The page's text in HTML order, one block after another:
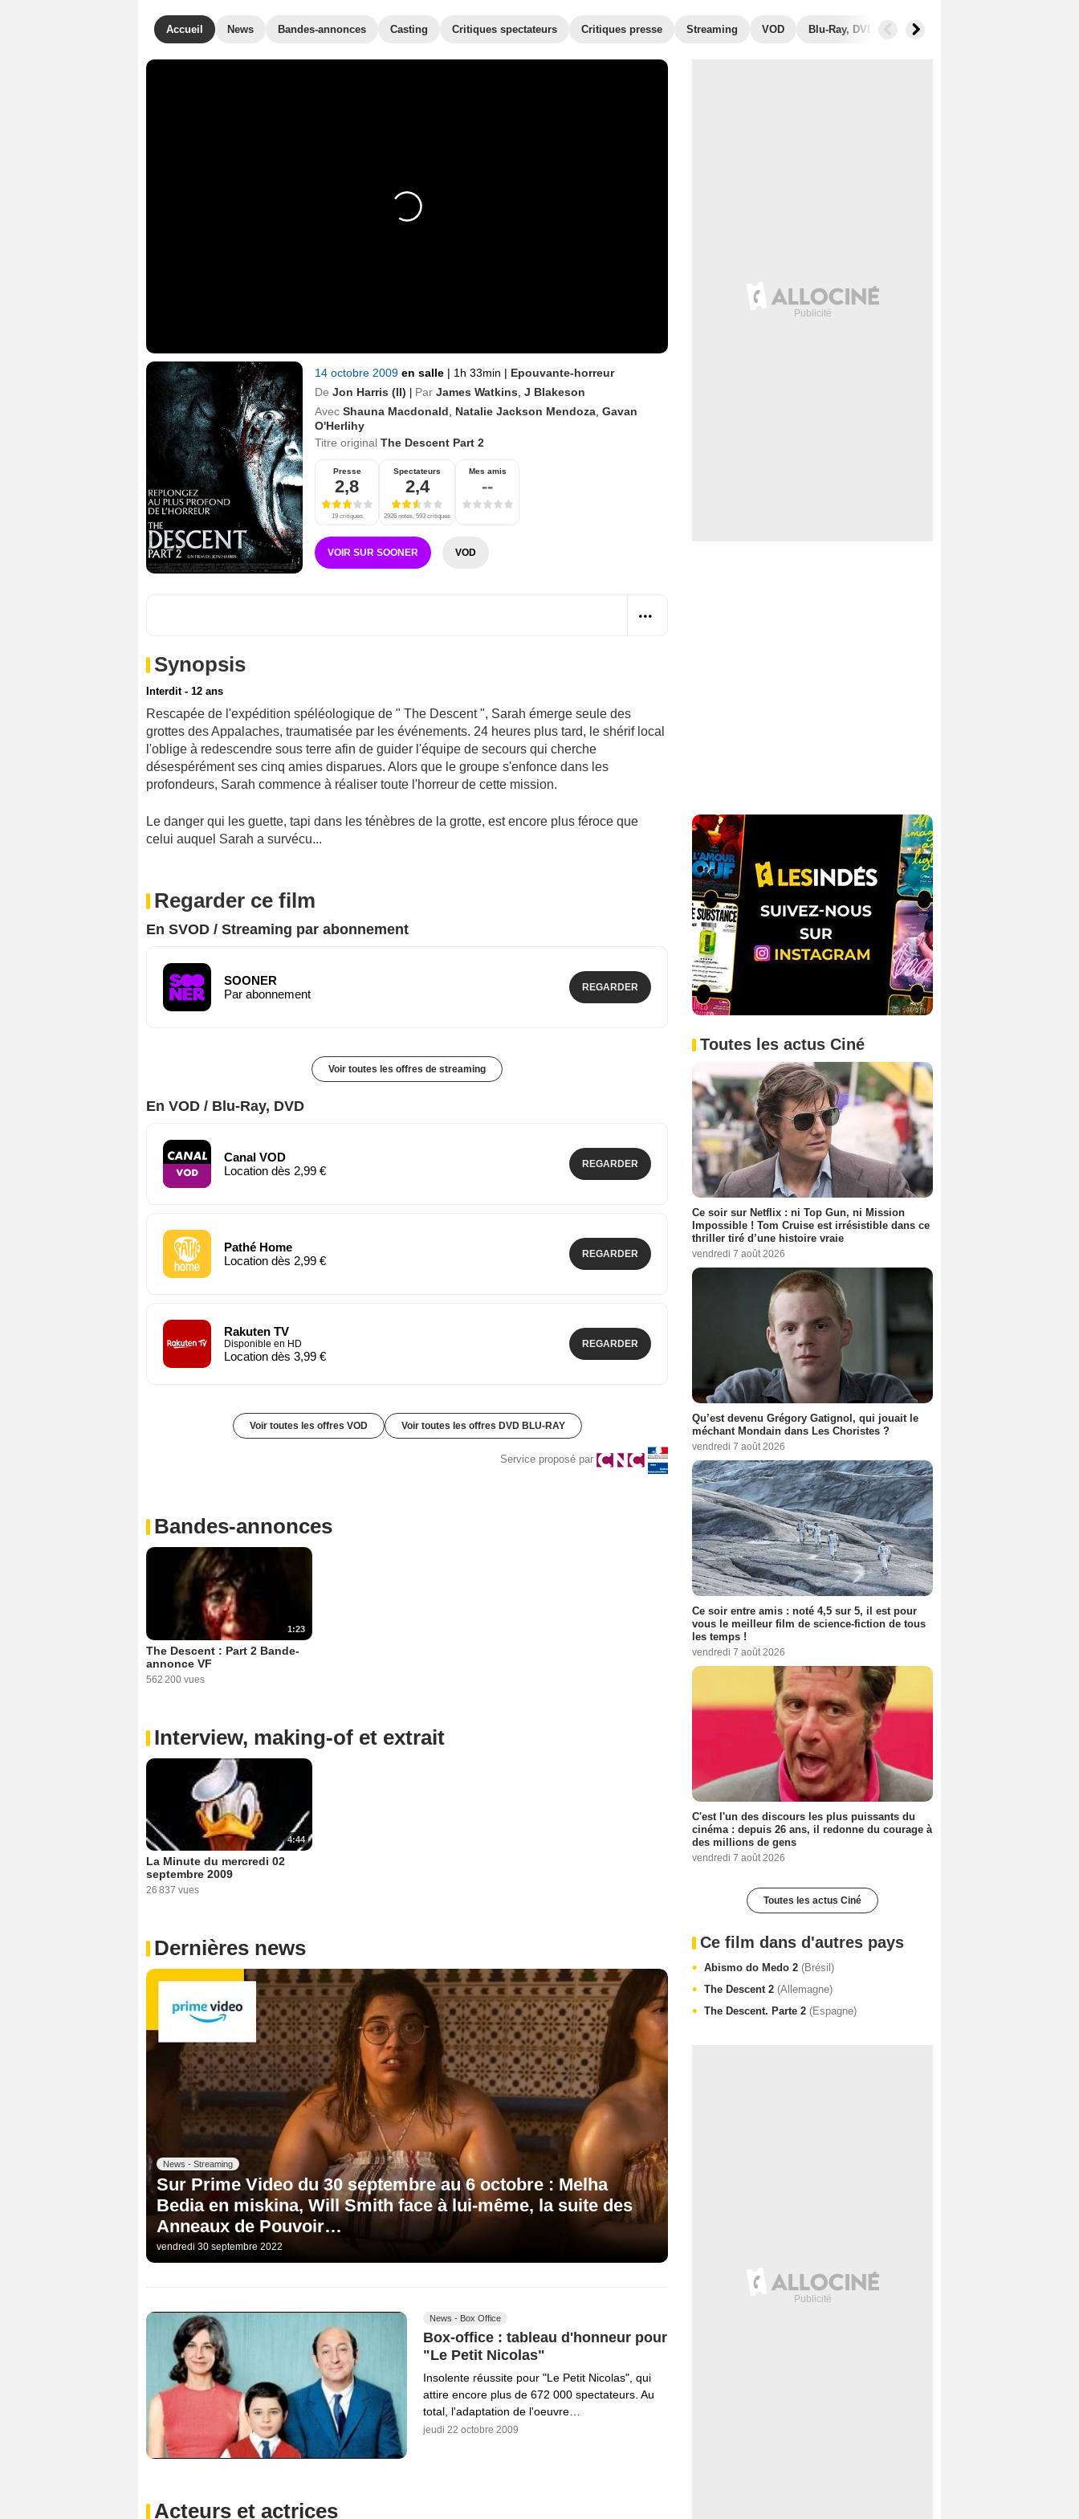
Accueil News Bandes-annonces Casting Critiques spectateurs Critiques presse Streaming VOD Blu-Ray, DVD Photos
14 octobre 2009 en salle | 1h 33min | Epouvante-horreur
De Jon Harris (II) | Par James Watkins J Blakeson
Avec Shauna Macdonald Natalie Jackson Mendoza Gavan
O'Herlihy
Titre original The Descent Part 2
Presse
2,8
19 critiques
Spectateurs
2,4
2926 notes, 593 critiques
Mes amis
--
VOIR SUR SOONER VOD
Synopsis
Interdit - 12 ans
Rescapée de l'expédition spéléologique de " The Descent ", Sarah émerge seule des
grottes des Appalaches, traumatisée par les événements. 24 heures plus tard, le shérif local
l'oblige à redescendre sous terre afin de guider l'équipe de secours qui cherche
désespérément ses cinq amies disparues. Alors que le groupe s'enfonce dans les
profondeurs, Sarah commence à réaliser toute l'horreur de cette mission.
Le danger qui les guette, tapi dans les ténèbres de la grotte, est encore plus féroce que
celui auquel Sarah a survécu...
Regarder ce film
En SVOD / Streaming par abonnement
SOONER
Par abonnement
REGARDER
Voir toutes les offres de streaming
En VOD / Blu-Ray, DVD
Canal VOD
Location dès 2,99 €
REGARDER
Pathé Home
Location dès 2,99 €
REGARDER
Rakuten TV
Disponible en HD
Location dès 3,99 €
REGARDER
Voir toutes les offres VOD Voir toutes les offres DVD BLU-RAY
Service proposé par
Bandes-annonces
1:23
The Descent : Part 2 Bande-
annonce VF
562 200 vues
Interview, making-of et extrait
4:44
La Minute du mercredi 02
septembre 2009
26 837 vues
Dernières news
News - Streaming
Sur Prime Video du 30 septembre au 6 octobre : Melha
Bedia en miskina, Will Smith face à lui-même, la suite des
Anneaux de Pouvoir…
vendredi 30 septembre 2022
News - Box Office
Box-office : tableau d'honneur pour
"Le Petit Nicolas"
Insolente réussite pour "Le Petit Nicolas", qui
attire encore plus de 672 000 spectateurs. Au
total, l'adaptation de l'oeuvre…
jeudi 22 octobre 2009
Acteurs et actrices
Toutes les actus Ciné
Ce soir sur Netflix : ni Top Gun, ni Mission
Impossible ! Tom Cruise est irrésistible dans ce
thriller tiré d’une histoire vraie
vendredi 7 août 2026
Qu’est devenu Grégory Gatignol, qui jouait le
méchant Mondain dans Les Choristes ?
vendredi 7 août 2026
Ce soir entre amis : noté 4,5 sur 5, il est pour
vous le meilleur film de science-fiction de tous
les temps !
vendredi 7 août 2026
C'est l'un des discours les plus puissants du
cinéma : depuis 26 ans, il redonne du courage à
des millions de gens
vendredi 7 août 2026
Toutes les actus Ciné
Ce film dans d'autres pays
Abismo do Medo 2 (Brésil)
The Descent 2 (Allemagne)
The Descent. Parte 2 (Espagne)